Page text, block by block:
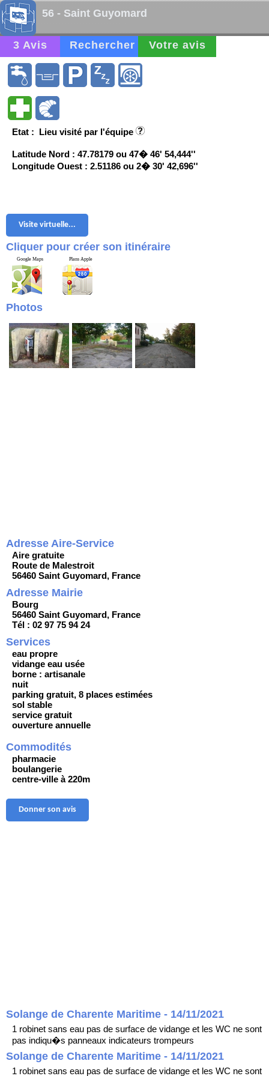
56 - Saint Guyomard
3 Avis Rechercher Votre avis
Etat : Lieu visité par l'équipe
Latitude Nord : 47.78179 ou 47� 46' 54,444''
Longitude Ouest : 2.51186 ou 2� 30' 42,696''
Visite virtuelle...
Cliquer pour créer son itinéraire
Google Maps Plans Apple
Photos
Adresse Aire-Service
Aire gratuite
Route de Malestroit
56460 Saint Guyomard, France
Adresse Mairie
Bourg
56460 Saint Guyomard, France
Tél : 02 97 75 94 24
Services
eau propre
vidange eau usée
borne : artisanale
nuit
parking gratuit, 8 places estimées
sol stable
service gratuit
ouverture annuelle
Commodités
pharmacie
boulangerie
centre-ville à 220m
Donner son avis
Solange de Charente Maritime - 14/11/2021
1 robinet sans eau pas de surface de vidange et les WC ne sont
pas indiqu�s panneaux indicateurs trompeurs
Solange de Charente Maritime - 14/11/2021
1 robinet sans eau pas de surface de vidange et les WC ne sont